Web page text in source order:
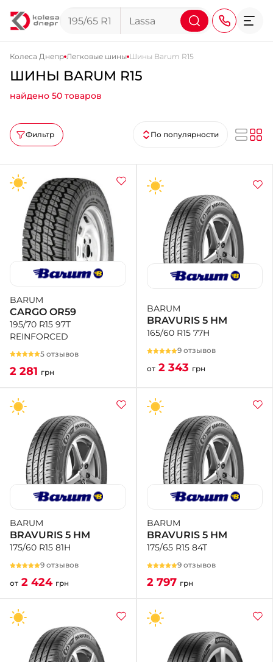
+38 (095) 276-44-44
+38 (067) 911-14-14
- на Щепкина
+38 (098) 911-911-0
- на Тополе
+38 (098) 911-911-4
- на Калиновой
+38 (077) 7-184-184
- Донецкое шоссе
- Щепкина
+38 (099)-643-33-77
- Тополь
+38 (068)-923-74-19
- Калиновая
Колеса Днепр Легковые шины Шины Barum R15
ШИНЫ BARUM R15
найдено 50 товаров
Фильтр По популярности
BARUM
CARGO OR59
195/70 R15 97T
REINFORCED
5 отзывов
2 281 грн
BARUM
BRAVURIS 5 HM
165/60 R15 77H
9 отзывов
от 2 343 грн
BARUM
BRAVURIS 5 HM
175/60 R15 81H
9 отзывов
от 2 424 грн
BARUM
BRAVURIS 5 HM
175/65 R15 84T
9 отзывов
2 797 грн